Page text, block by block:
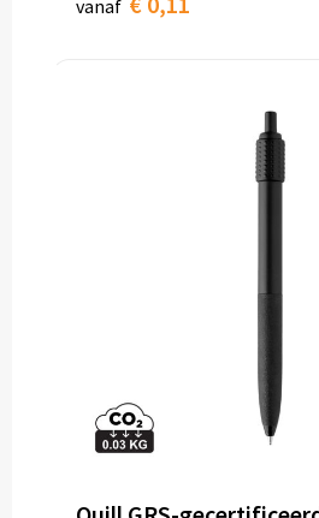
vanaf